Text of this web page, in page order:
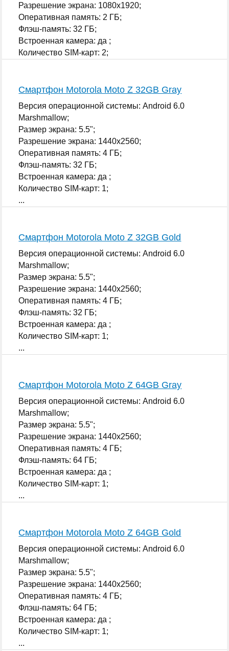
Разрешение экрана: 1080x1920;
Оперативная память: 2 ГБ;
Флэш-память: 32 ГБ;
Встроенная камера: да ;
Количество SIM-карт: 2;
Смартфон Motorola Moto Z 32GB Gray
Версия операционной системы: Android 6.0
Marshmallow;
Размер экрана: 5.5";
Разрешение экрана: 1440x2560;
Оперативная память: 4 ГБ;
Флэш-память: 32 ГБ;
Встроенная камера: да ;
Количество SIM-карт: 1;
...
Смартфон Motorola Moto Z 32GB Gold
Версия операционной системы: Android 6.0
Marshmallow;
Размер экрана: 5.5";
Разрешение экрана: 1440x2560;
Оперативная память: 4 ГБ;
Флэш-память: 32 ГБ;
Встроенная камера: да ;
Количество SIM-карт: 1;
...
Смартфон Motorola Moto Z 64GB Gray
Версия операционной системы: Android 6.0
Marshmallow;
Размер экрана: 5.5";
Разрешение экрана: 1440x2560;
Оперативная память: 4 ГБ;
Флэш-память: 64 ГБ;
Встроенная камера: да ;
Количество SIM-карт: 1;
...
Смартфон Motorola Moto Z 64GB Gold
Версия операционной системы: Android 6.0
Marshmallow;
Размер экрана: 5.5";
Разрешение экрана: 1440x2560;
Оперативная память: 4 ГБ;
Флэш-память: 64 ГБ;
Встроенная камера: да ;
Количество SIM-карт: 1;
...